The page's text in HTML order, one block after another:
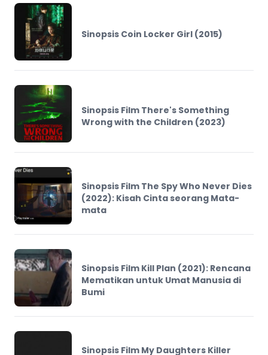
Sinopsis Coin Locker Girl (2015)
Sinopsis Film There's Something
Wrong with the Children (2023)
Sinopsis Film The Spy Who Never Dies
(2022): Kisah Cinta seorang Mata-
mata
Sinopsis Film Kill Plan (2021): Rencana
Mematikan untuk Umat Manusia di
Bumi
Sinopsis Film My Daughters Killer